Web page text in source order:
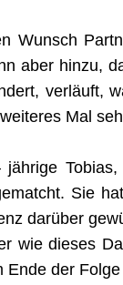
Wunsch
aber hinzu,
verläuft,
Mal
Sie
darüber
wie dieses
Ende der